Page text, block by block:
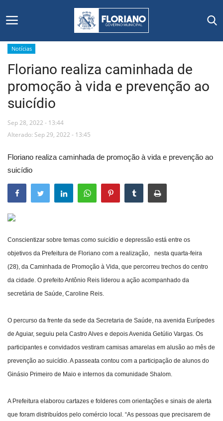
Início
Editais
Floriano
Mural de Licitações
Notícias
Vídeos
Webmail
Contato
Notícias
Floriano realiza caminhada de
promoção à vida e prevenção ao
suicídio
Sep 28, 2022 - 13:44
Alterado: Sep 29, 2022 - 13:45
Floriano realiza caminhada de promoção à vida e prevenção ao
suicídio
Conscientizar sobre temas como suicídio e depressão está entre os
objetivos da Prefeitura de Floriano com a realização, nesta quarta-feira
(28), da Caminhada de Promoção à Vida, que percorreu trechos do centro
da cidade. O prefeito Antônio Reis liderou a ação acompanhado da
secretária de Saúde, Caroline Reis.
O percurso da frente da sede da Secretaria de Saúde, na avenida Eurípedes
de Aguiar, seguiu pela Castro Alves e depois Avenida Getúlio Vargas. Os
participantes e convidados vestiram camisas amarelas em alusão ao mês de
prevenção ao suicídio. A passeata contou com a participação de alunos do
Ginásio Primeiro de Maio e internos da comunidade Shalom.
A Prefeitura elaborou cartazes e folderes com orientações e sinais de alerta
que foram distribuídos pelo comércio local. “As pessoas que precisarem de